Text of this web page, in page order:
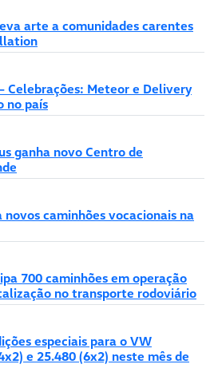
arte a comunidades carentes
Celebrações: Meteor e Delivery
no país
ganha novo Centro de
caminhões vocacionais na
700 caminhões em operação
no transporte rodoviário
especiais para o VW
e 25.480 (6x2) neste mês de